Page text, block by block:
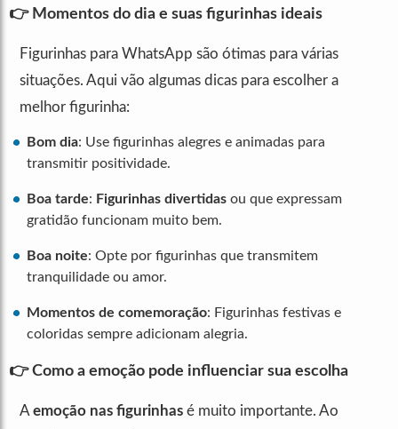
👉 Momentos do dia e suas figurinhas ideais
Figurinhas para WhatsApp são ótimas para várias
situações. Aqui vão algumas dicas para escolher a
melhor figurinha:
Bom dia: Use figurinhas alegres e animadas para
transmitir positividade.
Boa tarde: Figurinhas divertidas ou que expressam
gratidão funcionam muito bem.
Boa noite: Opte por figurinhas que transmitem
tranquilidade ou amor.
Momentos de comemoração: Figurinhas festivas e
coloridas sempre adicionam alegria.
👉 Como a emoção pode influenciar sua escolha
A emoção nas figurinhas é muito importante. Ao